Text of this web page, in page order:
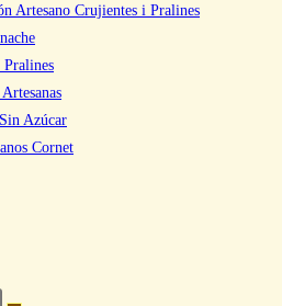
Artesano Crujientes i Pralines
Azúcar
Cornet